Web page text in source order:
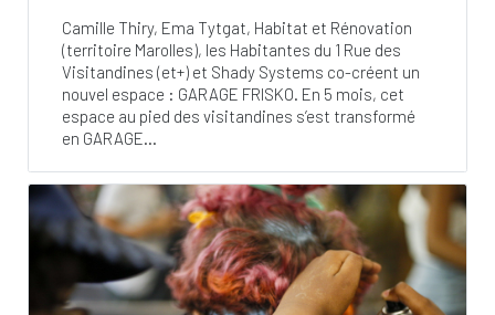
Camille Thiry, Ema Tytgat, Habitat et Rénovation
(territoire Marolles), les Habitantes du 1 Rue des
Visitandines (et+) et Shady Systems co-créent un
nouvel espace : GARAGE FRISKO. En 5 mois, cet
espace au pied des visitandines s’est transformé
en GARAGE...